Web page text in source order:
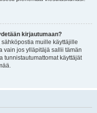
kirjautumaan?
muille käyttäjille
vain jos ylläpitäjä sallii tämän
tunnistautumattomat käyttäjät